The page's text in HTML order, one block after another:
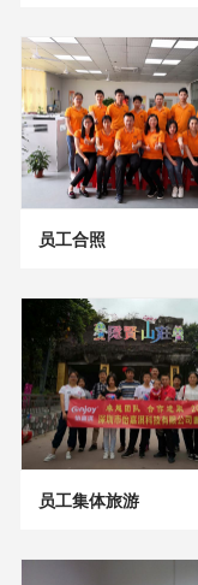
员工合照
员工集体旅游